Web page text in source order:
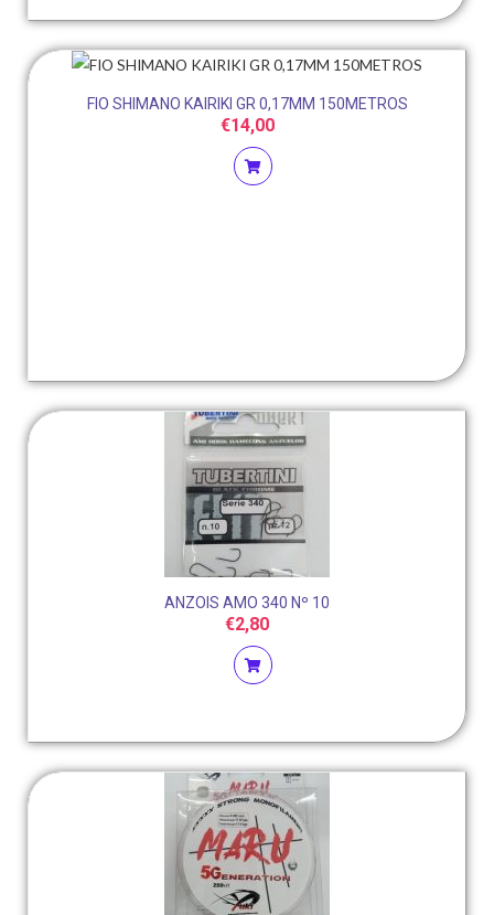
FIO SHIMANO KAIRIKI GR 0,17MM 150METROS
€14,00
ANZOIS AMO 340 Nº 10
€2,80